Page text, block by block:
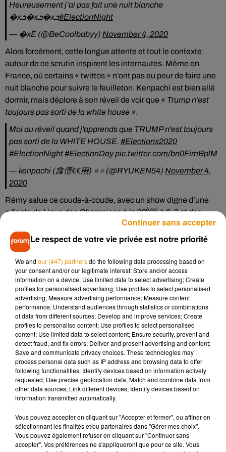
Heureusement j’ai pas fait une nuit blanche
�xܭ�xܭ�xܭ#ElectionNight
— �xÈ (@BeCoolbabyy) November 4, 2020
Alors forcément, cette longue attente et tout le contexte
autour de ce scrutin inspirent les internautes. Même en
France, où certains « twittos » n’ont pas eu peur de faire une
nuit blanche pour suivre le feuilleton. Kenpachi est bien allé
dormir, mais déplore à son réveil de voir que « Trump n’est
toujours pas sorti de la white house ».
Moi au réveil quand j'apprends que TRUMP n'est toujours
pas sorti de la WHITE HOUSE. #Elections2020
#ElectionNight#ElectionDaypic.twitter.com/bn0FimBplM
— kenpachi (㒪㒥€€㒳) ⭐️⭐️ (@RYUKEN54) November 4,
2020
Rémy salue ce coude-à-coude, avec un show digne d’une
« finale de Ligue des Champions à la 90èmeà 0-0 et des
On ne pourra pas dire que les américains ne savent pas
rendre tout un show. On suit leur élection comme on suivrait
une finale de LDC à la 90ème à 0-0 et des attaques à tout
va#ElectionNight
— Rémy Baho (@RemyBaho)November 4, 2020
D’autres font le parralèle avec le contexte sanitaire, comme
Arthuro qui annonce avec humour que« Trump vient de
remporter l’Alsace », carte du Covid à l’appui. Les réactions
risquent de continuer au vu du suspens qui entoure ce
scrutin.
Trump vient de remporter l'Alsace avec ses 12 electeurs.
Tout se joue en ce moment#trump#electionday
#ElectionNight pic.twitter.com/WEyjfrogiy
— Arthuro L. (@ArthuroLamar)November 4, 2020
J’adore ce qu’il se passe depuis 4 heures environ.
Le respect de votre vie privée est notre priorité
We and our (447) partnersdo the following data processing based on
your consent and/or our legitimate interest: Store and/or access
information on a device; Use limited data to select advertising; Create
profiles for personalised advertising; Use profiles to select personalised
advertising; Measure advertising performance; Measure content
performance; Understand audiences through statistics or combinations
of data from different sources; Develop and improve services; Create
profiles to personalise content; Use profiles to select personalised
content; Use limited data to select content; Ensure security, prevent and
detect fraud, and fix errors; Deliver and present advertising and content;
Save and communicate privacy choices. These technologies may
process personal data such as IP address and browsing data to offer
following functionalities: Identify devices based on information actively
requested; Use precise geolocation data; Match and combine data from
other data sources; Link different devices; Identify devices based on
information transmitted automatically.
Vous pouvez accepter en cliquant sur "Accepter et fermer", ou affiner en
sélectionnant les finalités et/ou partenaires dans "Gérer mes choix".
Vous pouvez également refuser en cliquant sur "Continuer sans
accepter". Vos préférences ne s'appliqueront que pour ce site. Vous
Continuer sans accepter